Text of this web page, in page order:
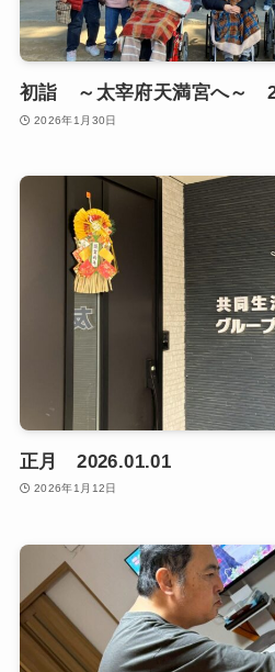
初詣 ～太宰府天満宮へ～
2026年1月30日
正月 2026.01.01
2026年1月12日